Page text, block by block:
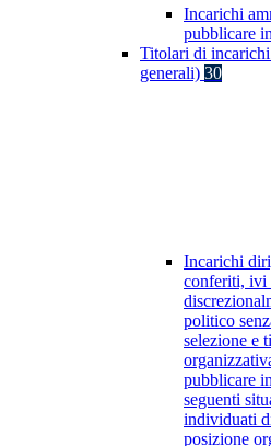
Incarichi
pubblicare
Titolari di
generali) 30
Incarichi
conferiti, ivi
politico
selezione e
pubblicare
seguenti
individuati
posizione